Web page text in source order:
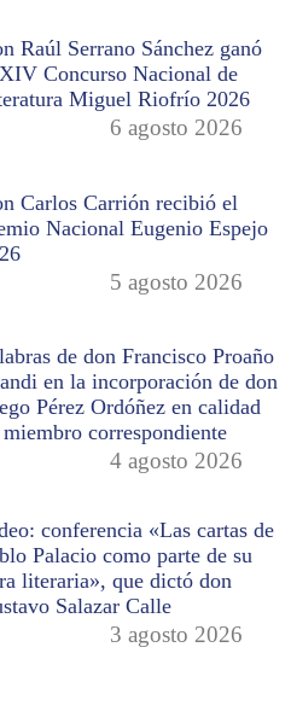
Raúl Serrano Sánchez ganó
Concurso Nacional de
Miguel Riofrío 2026
6 agosto 2026
Carlos Carrión recibió el
Nacional Eugenio Espejo
5 agosto 2026
de don Francisco Proaño
en la incorporación de don
Pérez Ordóñez en calidad
miembro correspondiente
4 agosto 2026
conferencia «Las cartas de
Palacio como parte de su
literaria», que dictó don
Salazar Calle
3 agosto 2026